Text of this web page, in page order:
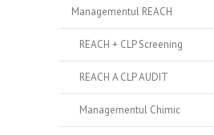
Managementul REACH
REACH + CLP Screening
REACH A CLP AUDIT
Managementul Chimic